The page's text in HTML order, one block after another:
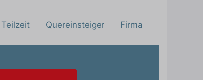
Teilzeit Quereinsteiger Firma